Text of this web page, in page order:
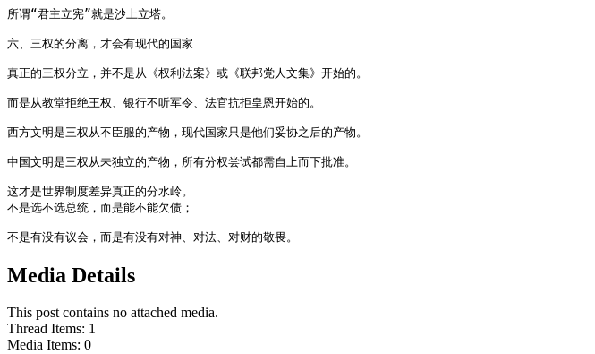
所谓“君主立宪”就是沙上立塔。
六、三权的分离，才会有现代的国家
真正的三权分立，并不是从《权利法案》或《联邦党人文集》开始的。
而是从教堂拒绝王权、银行不听军令、法官抗拒皇恩开始的。
西方文明是三权从不臣服的产物，现代国家只是他们妥协之后的产物。
中国文明是三权从未独立的产物，所有分权尝试都需自上而下批准。
这才是世界制度差异真正的分水岭。
不是选不选总统，而是能不能欠债；
不是有没有议会，而是有没有对神、对法、对财的敬畏。
Media Details
This post contains no attached media.
Thread Items: 1
Media Items: 0